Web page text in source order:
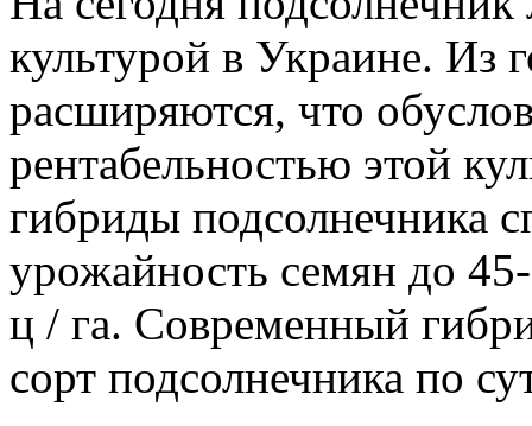
культурой в Украине. Из
расширяются, что
рентабельностью этой
гибриды подсолнечника
урожайность семян до
ц / га. Современный
сорт подсолнечника по